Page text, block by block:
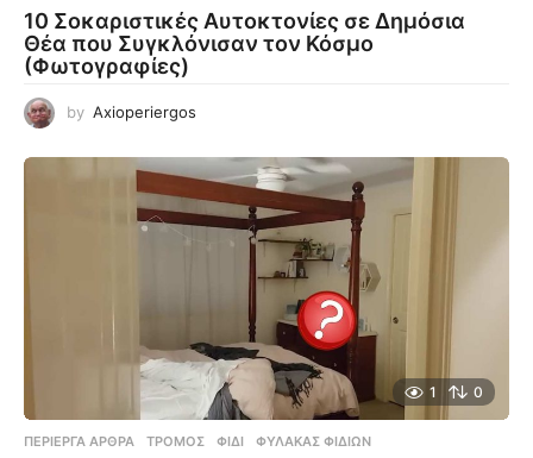
10 Σοκαριστικές Αυτοκτονίες σε Δημόσια
Θέα που Συγκλόνισαν τον Κόσμο
(Φωτογραφίες)
by Axioperiergos
1 0
ΠΕΡΊΕΡΓΑ ΆΡΘΡΑ ΤΡΌΜΟΣ ,ΦΊΔΙ ,ΦΎΛΑΚΑΣ ΦΙΔΙΏΝ